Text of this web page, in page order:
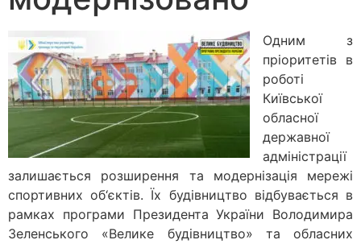
Одним з
пріоритетів в
роботі
Київської
обласної
державної
адміністрації
залишається розширення та модернізація мережі
спортивних об‘єктів. Їх будівництво відбувається в
рамках програми Президента України Володимира
Зеленського «Велике будівництво» та обласних